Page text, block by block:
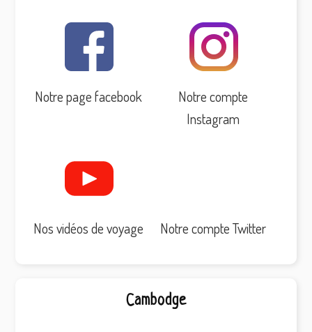
Notre page facebook
Notre compte
Instagram
Nos vidéos de voyage Notre compte Twitter
Cambodge